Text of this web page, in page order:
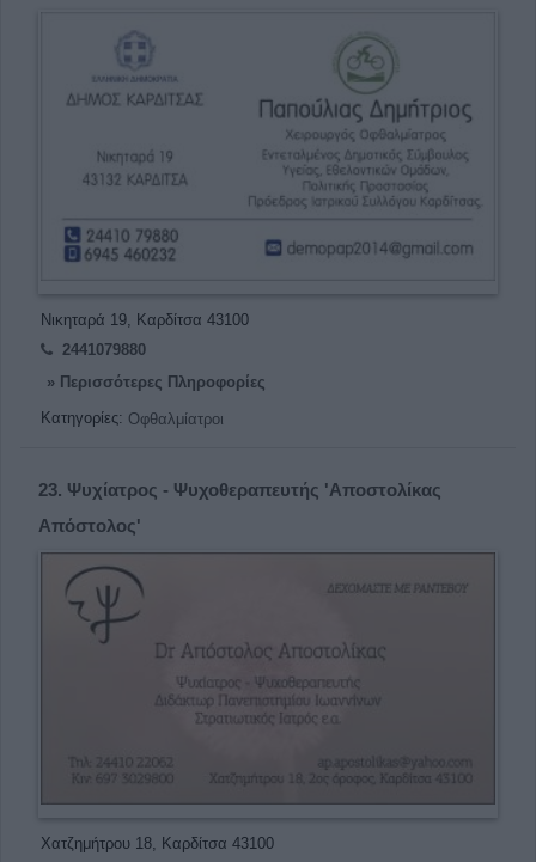
Νικηταρά 19, Καρδίτσα 43100
2441079880
» Περισσότερες Πληροφορίες
Κατηγορίες: Οφθαλμίατροι
23. Ψυχίατρος - Ψυχοθεραπευτής 'Αποστολίκας
Απόστολος'
Χατζημήτρου 18, Καρδίτσα 43100